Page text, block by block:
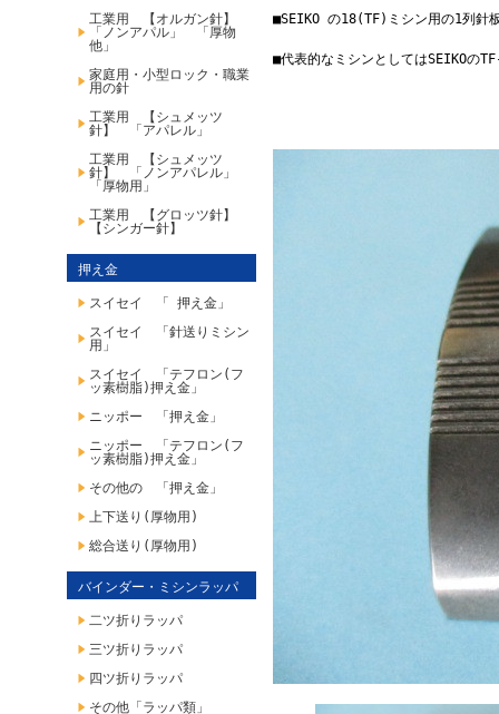
工業用 【オルガン針】
「ノンアパル」 「厚物
他」
家庭用・小型ロック・職業
用の針
工業用 【シュメッツ
針】 「アパレル」
工業用 【シュメッツ
針】 「ノンアパレル」
「厚物用」
工業用 【グロッツ針】
【シンガー針】
押え金
スイセイ 「 押え金」
スイセイ 「針送りミシン
用」
スイセイ 「テフロン(フ
ッ素樹脂)押え金」
ニッポー 「押え金」
ニッポー 「テフロン(フ
ッ素樹脂)押え金」
その他の 「押え金」
上下送り(厚物用)
総合送り(厚物用)
バインダー・ミシンラッパ
二ツ折りラッパ
三ツ折りラッパ
四ツ折りラッパ
その他「ラッパ類」
■SEIKO の18(TF)ミシン用の1列針
■代表的なミシンとしてはSEIKOの